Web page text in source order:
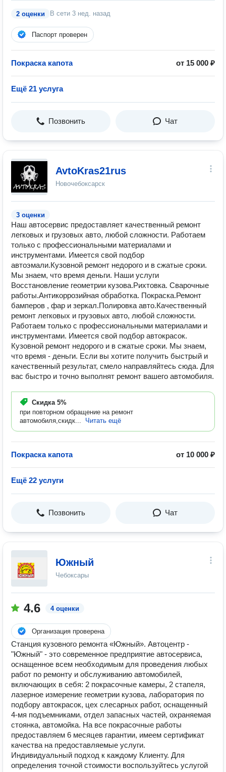
2 оценки В сети 3 нед. назад
Паспорт проверен
Покраска капота от 15 000 ₽
Ещё 21 услуга
Позвонить Чат
AvtoKras21rus
Новочебоксарск
3 оценки
Наш автосервис предоставляет качественный ремонт
легковых и грузовых авто, любой сложности. Работаем
только с профессиональными материалами и
инструментами. Имеется свой подбор
автоэмали.Кузовной ремонт недорого и в сжатые сроки.
Мы знаем, что время деньги. Наши услуги
Восстановление геометрии кузова.Рихтовка. Сварочные
работы.Антикоррозийная обработка. Покраска.Ремонт
бамперов , фар и зеркал.Полировка авто.Качественный
ремонт легковых и грузовых авто, любой сложности.
Работаем только с профессиональными материалами и
инструментами. Имеется свой подбор автокрасок.
Кузовной ремонт недорого и в сжатые сроки. Мы знаем,
что время - деньги. Если вы хотите получить быстрый и
качественный результат, смело направляйтесь сюда. Для
вас быстро и точно выполнят ремонт вашего автомобиля.
Скидка 5%
при повторном обращение на ремонт
автомобиля,скидк...
Читать ещё
Покраска капота от 10 000 ₽
Ещё 22 услуги
Позвонить Чат
Южный
Чебоксары
4.6 4 оценки
Организация проверена
Станция кузовного ремонта «Южный». Автоцентр -
"Южный" - это современное предприятие автосервиса,
оснащенное всем необходимым для проведения любых
работ по ремонту и обслуживанию автомобилей,
включающих в себя: 2 покрасочные камеры, 2 стапеля,
лазерное измерение геометрии кузова, лаборатория по
подбору автокрасок, цех слесарных работ, оснащенный
4-мя подъемниками, отдел запасных частей, охраняемая
стоянка, автомойка. На все покрасочные работы
предоставляем 6 месяцев гарантии, имеем сертификат
качества на предоставляемые услуги.
Индивидуальный подход к каждому Клиенту. Для
определения точной стоимости воспользуйтесь услугой